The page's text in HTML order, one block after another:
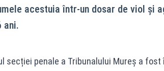
acestuia într-un dosar de viol și
ani.
secției penale a Tribunalului Mureș a